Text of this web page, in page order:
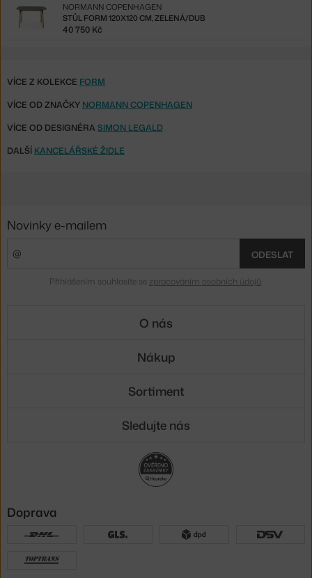
STŮL FORM 120X120 CM, ZELENÁ/DUB
NORMANN COPENHAGEN
40 750 Kč
VÍCE Z KOLEKCE FORM
VÍCE OD ZNAČKY NORMANN COPENHAGEN
VÍCE OD DESIGNÉRA SIMON LEGALD
DALŠÍ KANCELÁŘSKÉ ŽIDLE
Novinky e-mailem
ODESLAT
Přihlášením souhlasíte se zpracováním osobních údajů
O nás
Nákup
Sortiment
Sledujte nás
Doprava